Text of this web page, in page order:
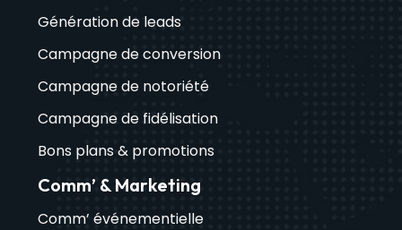
Génération de leads
Campagne de conversion
Campagne de notoriété
Campagne de fidélisation
Bons plans & promotions
Comm’ & Marketing
Comm’ événementielle